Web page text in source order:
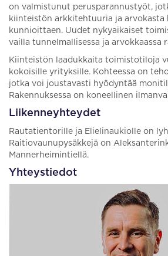
on valmistunut perusparannustyöt,
kiinteistön arkkitehtuuria ja arvokasta
kunnioittaen. Uudet nykyaikaiset
vailla tunnelmallisessa ja arvokkaassa
Kiinteistön laadukkaita toimistotiloja
kokoisille yrityksille. Kohteessa on
jotka voi joustavasti hyödyntää
Rakennuksessa on koneellinen
Liikenneyhteydet
Rautatientorille ja Elielinaukiolle on
Raitiovaunupysäkkejä on
Mannerheimintiellä.
Yhteystiedot